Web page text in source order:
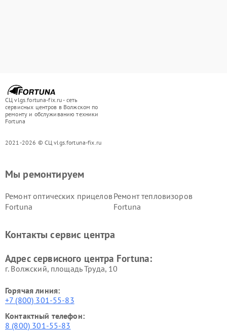
СЦ vlgs.fortuna-fix.ru - сеть
сервисных центров в Волжском по
ремонту и обслуживанию техники
Fortuna
2021-2026 © СЦ vlgs.fortuna-fix.ru
Мы ремонтируем
Ремонт оптических прицелов
Fortuna
Ремонт тепловизоров
Fortuna
Контакты сервис центра
Адрес сервисного центра Fortuna:
г. Волжский, площадь Труда, 10
Горячая линия:
+7 (800) 301-55-83
Контактный телефон:
8 (800) 301-55-83